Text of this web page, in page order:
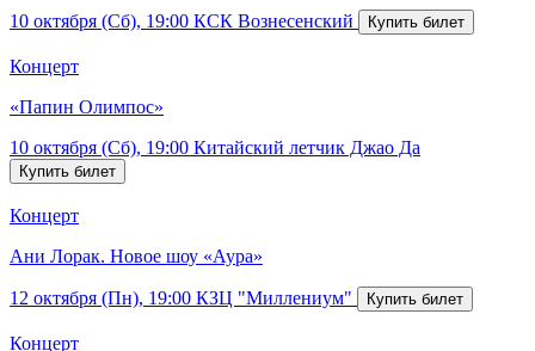
10 октября (Сб), 19:00 КСК Вознесенский
Концерт
«Папин Олимпос»
10 октября (Сб), 19:00 Китайский летчик Джао Да
Концерт
Ани Лорак. Новое шоу «Аура»
12 октября (Пн), 19:00 КЗЦ "Миллениум"
Концерт